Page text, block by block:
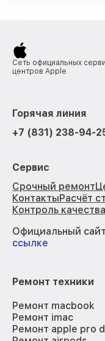
Сеть официальных
центров Apple
Горячая линия
+7 (831) 238-94-
Сервис
Срочный ремонт
КонтактыРасчёт
Контроль качества
Официальный
ссылке
Ремонт техники
Ремонт macbook
Ремонт imac
Ремонт apple pro